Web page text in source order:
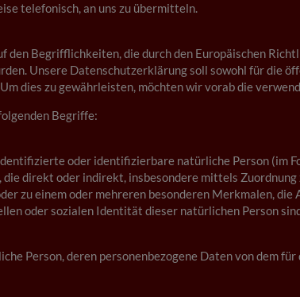
telefonisch, an uns zu übermitteln.
Begrifflichkeiten, die durch den Europäischen
Unsere Datenschutzerklärung soll sowohl für die
dies zu gewährleisten, möchten wir vorab die
Begriffe:
oder identifizierbare natürliche Person (im
direkt oder indirekt, insbesondere mittels Zuordnung
zu einem oder mehreren besonderen Merkmalen, die
oder sozialen Identität dieser natürlichen Person
Person, deren personenbezogene Daten von dem